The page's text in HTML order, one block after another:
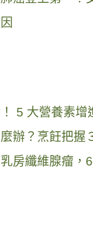
5 大營養素增
辦？烹飪把握
房纖維腺瘤，